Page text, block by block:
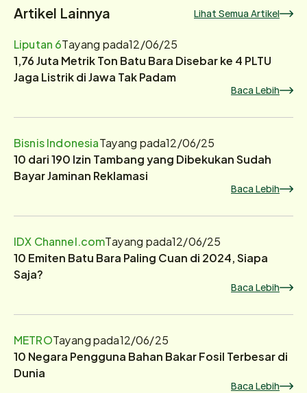
Artikel Lainnya Lihat Semua Artikel
Liputan 6Tayang pada12/06/25
1,76 Juta Metrik Ton Batu Bara Disebar ke 4 PLTU
Jaga Listrik di Jawa Tak Padam
Baca Lebih
Bisnis IndonesiaTayang pada12/06/25
10 dari 190 Izin Tambang yang Dibekukan Sudah
Bayar Jaminan Reklamasi
Baca Lebih
IDX Channel.comTayang pada12/06/25
10 Emiten Batu Bara Paling Cuan di 2024, Siapa
Saja?
Baca Lebih
METROTayang pada12/06/25
10 Negara Pengguna Bahan Bakar Fosil Terbesar di
Dunia
Baca Lebih